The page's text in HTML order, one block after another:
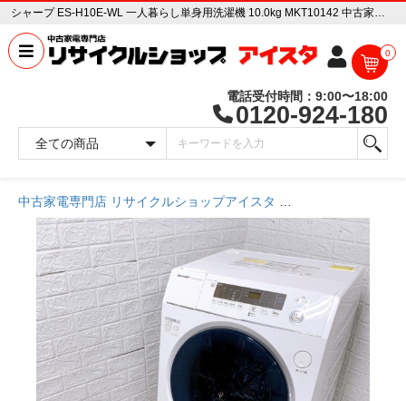
シャープ ES-H10E-WL 一人暮らし単身用洗濯機 10.0kg MKT10142 中古家電販売専門店 リサイクルショップ アイスタ
0
電話受付時間：9:00〜18:00
0120-924-180
中古家電専門店 リサイクルショップアイスタ